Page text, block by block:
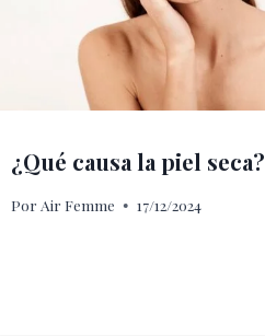
¿Qué causa la piel seca?
Por Air Femme 17/12/2024